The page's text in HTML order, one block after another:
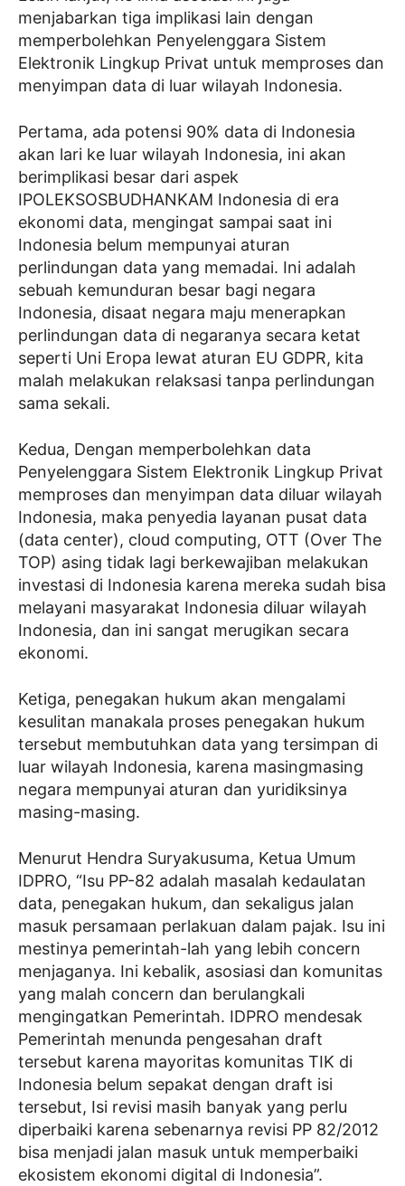
menjabarkan tiga implikasi lain dengan
memperbolehkan Penyelenggara Sistem
Elektronik Lingkup Privat untuk memproses dan
menyimpan data di luar wilayah Indonesia.
Pertama, ada potensi 90% data di Indonesia
akan lari ke luar wilayah Indonesia, ini akan
berimplikasi besar dari aspek
IPOLEKSOSBUDHANKAM Indonesia di era
ekonomi data, mengingat sampai saat ini
Indonesia belum mempunyai aturan
perlindungan data yang memadai. Ini adalah
sebuah kemunduran besar bagi negara
Indonesia, disaat negara maju menerapkan
perlindungan data di negaranya secara ketat
seperti Uni Eropa lewat aturan EU GDPR, kita
malah melakukan relaksasi tanpa perlindungan
sama sekali.
Kedua, Dengan memperbolehkan data
Penyelenggara Sistem Elektronik Lingkup Privat
memproses dan menyimpan data diluar wilayah
Indonesia, maka penyedia layanan pusat data
(data center), cloud computing, OTT (Over The
TOP) asing tidak lagi berkewajiban melakukan
investasi di Indonesia karena mereka sudah bisa
melayani masyarakat Indonesia diluar wilayah
Indonesia, dan ini sangat merugikan secara
ekonomi.
Ketiga, penegakan hukum akan mengalami
kesulitan manakala proses penegakan hukum
tersebut membutuhkan data yang tersimpan di
luar wilayah Indonesia, karena masingmasing
negara mempunyai aturan dan yuridiksinya
masing-masing.
Menurut Hendra Suryakusuma, Ketua Umum
IDPRO, “Isu PP-82 adalah masalah kedaulatan
data, penegakan hukum, dan sekaligus jalan
masuk persamaan perlakuan dalam pajak. Isu ini
mestinya pemerintah-lah yang lebih concern
menjaganya. Ini kebalik, asosiasi dan komunitas
yang malah concern dan berulangkali
mengingatkan Pemerintah. IDPRO mendesak
Pemerintah menunda pengesahan draft
tersebut karena mayoritas komunitas TIK di
Indonesia belum sepakat dengan draft isi
tersebut, Isi revisi masih banyak yang perlu
diperbaiki karena sebenarnya revisi PP 82/2012
bisa menjadi jalan masuk untuk memperbaiki
ekosistem ekonomi digital di Indonesia”.